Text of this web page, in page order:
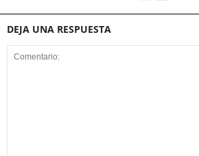
DEJA UNA RESPUESTA